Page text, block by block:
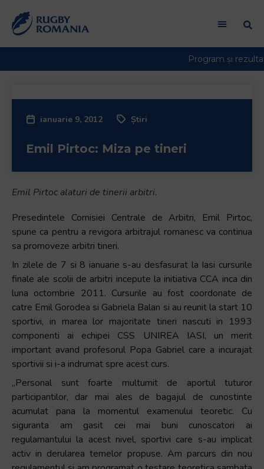
ianuarie 9, 2012 Știri
Emil Pirtoc: Miza pe tineri
Emil Pirtoc alaturi de tinerii arbitri.
Presedintele Comisiei Centrale de Arbitri, Emil Pirtoc,
spune ca pentru a revigora arbitrajul romanesc va continua
sa promoveze arbitri tineri.
In zilele de 7 si 8 ianuarie s-au desfasurat la Iasi cursurile
finale ale scolii de arbitri incepute la initiativa CCA inca din
luna octombrie 2011. Cursurile au fost coordonate de
catre Emil Gorodea si Gabriela Balan si au reunit la start 10
sportivi, in marea lor majoritate tineri nascuti in 1993
componenti ai echipei CSS UNIREA IASI, un merit
important avand profesorul Popa Gabriel care a incurajat
sportivii si i-a indrumat spre acest curs.
„Personal sunt foarte multumit de aportul tuturor
participantilor, dar mai ales de bagajul de cunostinte
acumulat pana la momentul examenului teoretic. Cu
siguranta am gasit cei mai buni cunoscatori ai
regulamantului la acest nivel, sportivi care s-au implicat
activ in derularea temelor propuse. Am parcurs din nou